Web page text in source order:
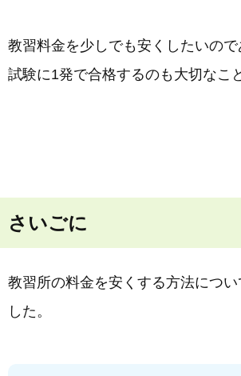
教習料金を少しでも安くしたいの
試験に1発で合格するのも大切なこ
さいごに
教習所の料金を安くする方法につい
した。